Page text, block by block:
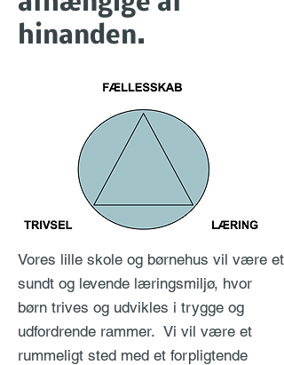
hinanden.
Vores lille skole og børnehus vil være et
sundt og levende læringsmiljø, hvor
børn trives og udvikles i trygge og
udfordrende rammer. Vi vil være et
rummeligt sted med et forpligtende